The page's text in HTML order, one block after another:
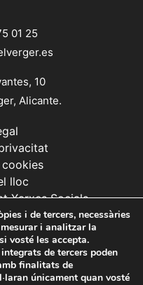
01 25
10
Alicante.
lloc
Xarxes Socials
i de tercers, necessàries
i analitzar la
vosté les accepta.
de tercers poden
finalitats de
únicament quan vosté